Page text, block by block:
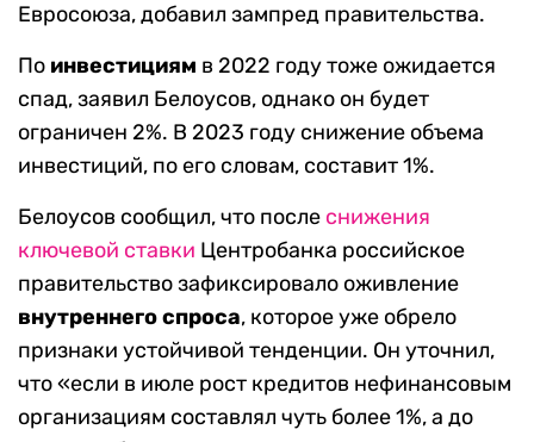
Евросоюза, добавил зампред правительства.
По инвестициям в 2022 году тоже ожидается
спад, заявил Белоусов, однако он будет
ограничен 2%. В 2023 году снижение объема
инвестиций, по его словам, составит 1%.
Белоусов сообщил, что после снижения
ключевой ставки Центробанка российское
правительство зафиксировало оживление
внутреннего спроса, которое уже обрело
признаки устойчивой тенденции. Он уточнил,
что «если в июле рост кредитов нефинансовым
организациям составлял чуть более 1%, а до